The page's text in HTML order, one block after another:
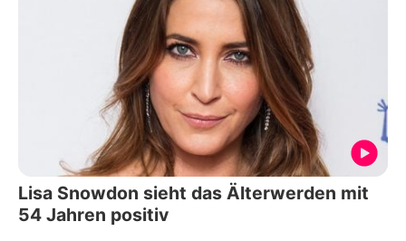
Lisa Snowdon sieht das Älterwerden mit
54 Jahren positiv